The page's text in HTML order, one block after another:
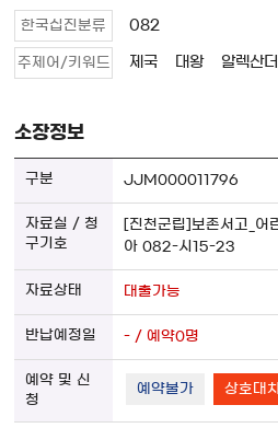
한국십진분류 082
주제어/키워드 제국 대왕 알렉산더
소장정보
JJM000011796
[진천군립]보존서고_어
아 082-시15-23
대출가능
- / 예약0명
예약불가 상호대